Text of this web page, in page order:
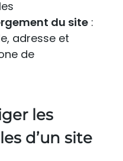
du site :
adresse et
de
les
d’un site